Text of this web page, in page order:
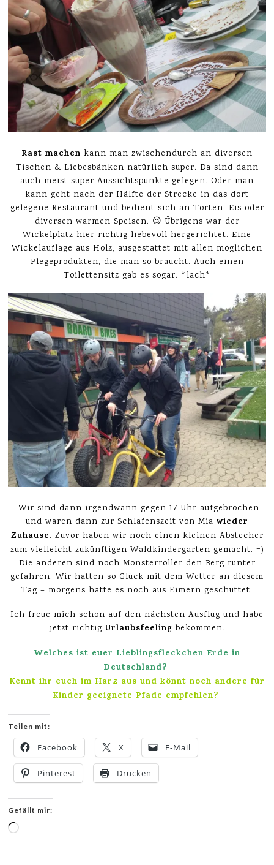
Rast machen kann man zwischendurch an diversen
Tischen & Liebesbänken natürlich super. Da sind dann
auch meist super Aussichtspunkte gelegen. Oder man
kann geht nach der Hälfte der Strecke in das dort
gelegene Restaurant und bedient sich an Torten, Eis oder
diversen warmen Speisen. 😉 Übrigens war der
Wickelplatz hier richtig liebevoll hergerichtet. Eine
Wickelauflage aus Holz, ausgestattet mit allen möglichen
Plegeprodukten, die man so braucht. Auch einen
Toilettensitz gab es sogar. *lach*
Wir sind dann irgendwann gegen 17 Uhr aufgebrochen
und waren dann zur Schlafenszeit von Mia wieder
Zuhause. Zuvor haben wir noch einen kleinen Abstecher
zum vielleicht zukünftigen Waldkindergarten gemacht. =)
Die anderen sind noch Monsterroller den Berg runter
gefahren. Wir hatten so Glück mit dem Wetter an diesem
Tag – morgens hatte es noch aus Eimern geschüttet.
Ich freue mich schon auf den nächsten Ausflug und habe
jetzt richtig Urlaubsfeeling bekommen.
Welches ist euer Lieblingsfleckchen Erde in
Deutschland?
Kennt ihr euch im Harz aus und könnt noch andere für
Kinder geeignete Pfade empfehlen?
Teilen mit:
Facebook X E-Mail
Pinterest Drucken
Gefällt mir:
Wird